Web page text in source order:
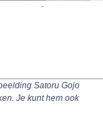
Satoru Gojo
Je kunt hem ook